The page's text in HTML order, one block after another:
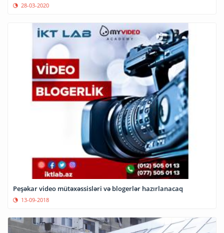
28-03-2020
Peşəkar video mütəxəssisləri və blogerlər hazırlanacaq
13-09-2018